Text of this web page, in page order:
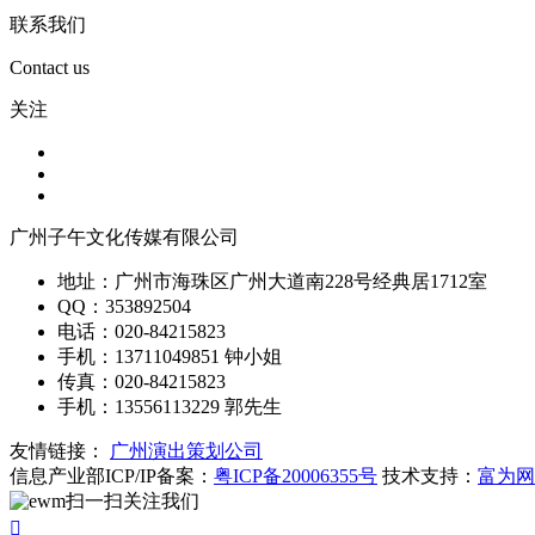
联系我们
Contact us
关注
广州子午文化传媒有限公司
地址：广州市海珠区广州大道南228号经典居1712室
QQ：353892504
电话：020-84215823
手机：13711049851 钟小姐
传真：020-84215823
手机：13556113229 郭先生
友情链接：
广州演出策划公司
信息产业部ICP/IP备案： 粤ICP备20006355号 技术支持： 富为
扫一扫关注我们
